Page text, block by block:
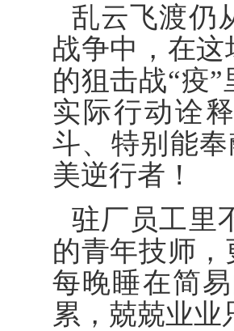
乱云飞渡仍
战争中，在
的狙击战“疫
实际行动诠
斗、特别能
美逆行者！
驻厂员工里
的青年技师
每晚睡在简
累，兢兢业